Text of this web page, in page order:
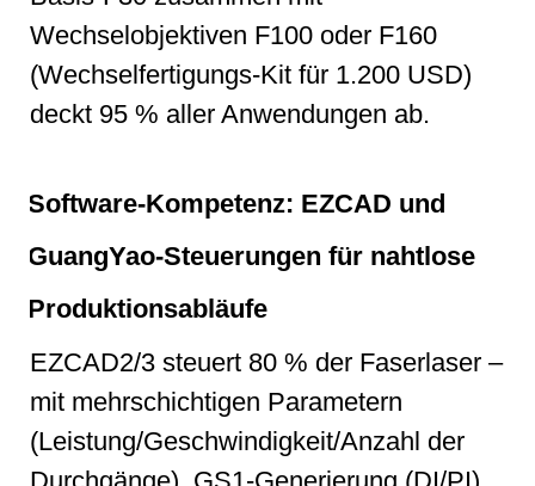
Wechselobjektiven F100 oder F160
(Wechselfertigungs-Kit für 1.200 USD)
deckt 95 % aller Anwendungen ab.
Software-Kompetenz: EZCAD und
GuangYao-Steuerungen für nahtlose
Produktionsabläufe
EZCAD2/3 steuert 80 % der Faserlaser –
mit mehrschichtigen Parametern
(Leistung/Geschwindigkeit/Anzahl der